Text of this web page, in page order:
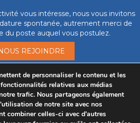
vous intéresse, nous vous invitons
spontanée, autrement merci de
du poste auquel vous postulez.
REJOINDRE
en service
la mise en service,
rendez-vous par téléphone :
ou en remplissant le formulaire
de personnaliser le contenu et les
relatives aux médias
trafic. Nous partageons également
de notre site avec nos
combiner celles-ci avec d'autres